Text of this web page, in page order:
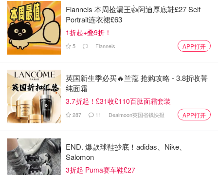
Flannels 本周捡漏王👍阿迪厚底鞋£27 Self
Portrait连衣裙£63
1折起+叠9折！
5 Flannels APP打开
英国新生季必买🔥兰蔻 抢购攻略 - 3.8折收菁
纯面霜
3.7折起！£31收£110百肽面霜套装
287 11 Dealmoon英国省钱快报 APP打开
END. 爆款球鞋抄底！adidas、Nike、
Salomon
3折起 Puma赛车鞋£27